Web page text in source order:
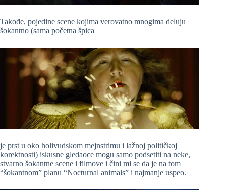
Takođe, pojedine scene kojima verovatno mnogima deluju
šokantno (sama početna špica
je prst u oko holivudskom mejnstrimu i lažnoj političkoj
korektnosti) iskusne gledaoce mogu samo podsetiti na neke,
stvarno šokantne scene i filmove i čini mi se da je na tom
“šokantnom” planu “Nocturnal animals” i najmanje uspeo.